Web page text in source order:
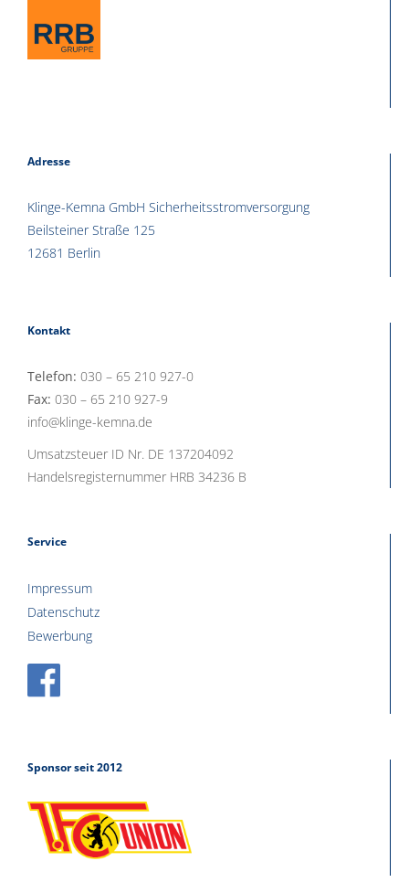
Adresse
Klinge-Kemna GmbH Sicherheitsstromversorgung
Beilsteiner Straße 125
12681 Berlin
Kontakt
Telefon: 030 – 65 210 927-0
Fax: 030 – 65 210 927-9
info@klinge-kemna.de
Umsatzsteuer ID Nr. DE 137204092
Handelsregisternummer HRB 34236 B
Service
Impressum
Datenschutz
Bewerbung
Sponsor seit 2012